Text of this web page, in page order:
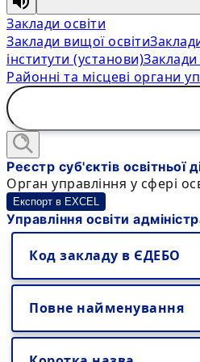
Заклади освіти
Заклади вищої освіти
інститути (установи)Заклади
Районні та місцеві органи
Реєстр суб'єктів освітньої
Орган управління у сфері
Експорт в EXCEL
Управління освіти
Код закладу в ЄДЕБО
Повне найменування